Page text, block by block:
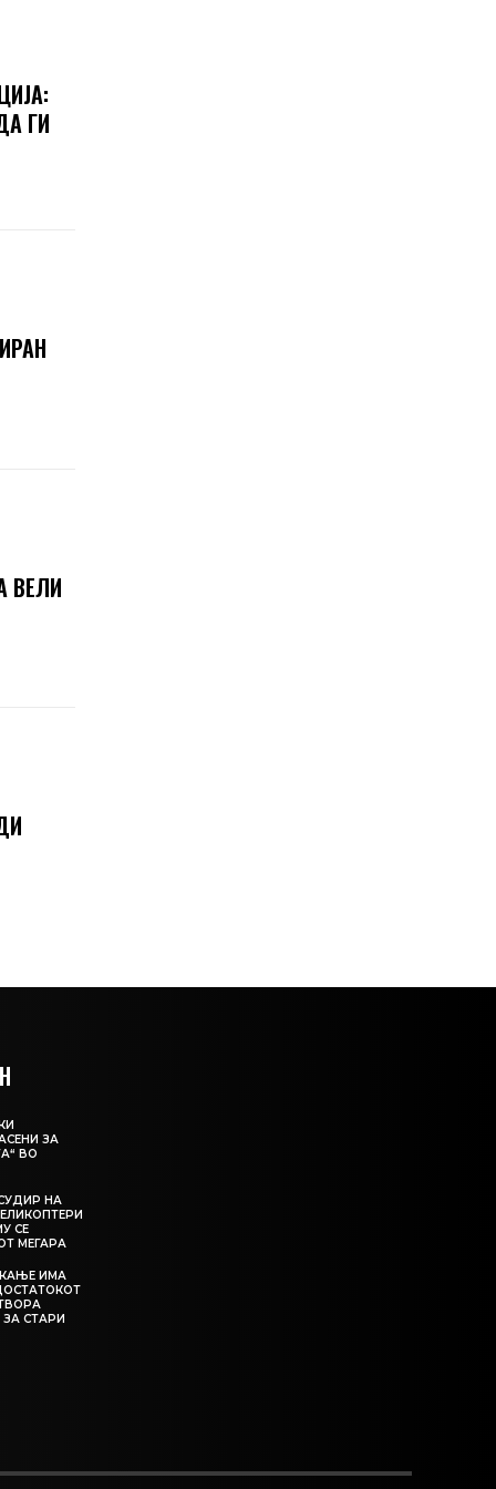
ГИ
ВЕЛИ
ЗА
ВО
НА
СЕ
МЕГАРА
ИМА
СТАРИ